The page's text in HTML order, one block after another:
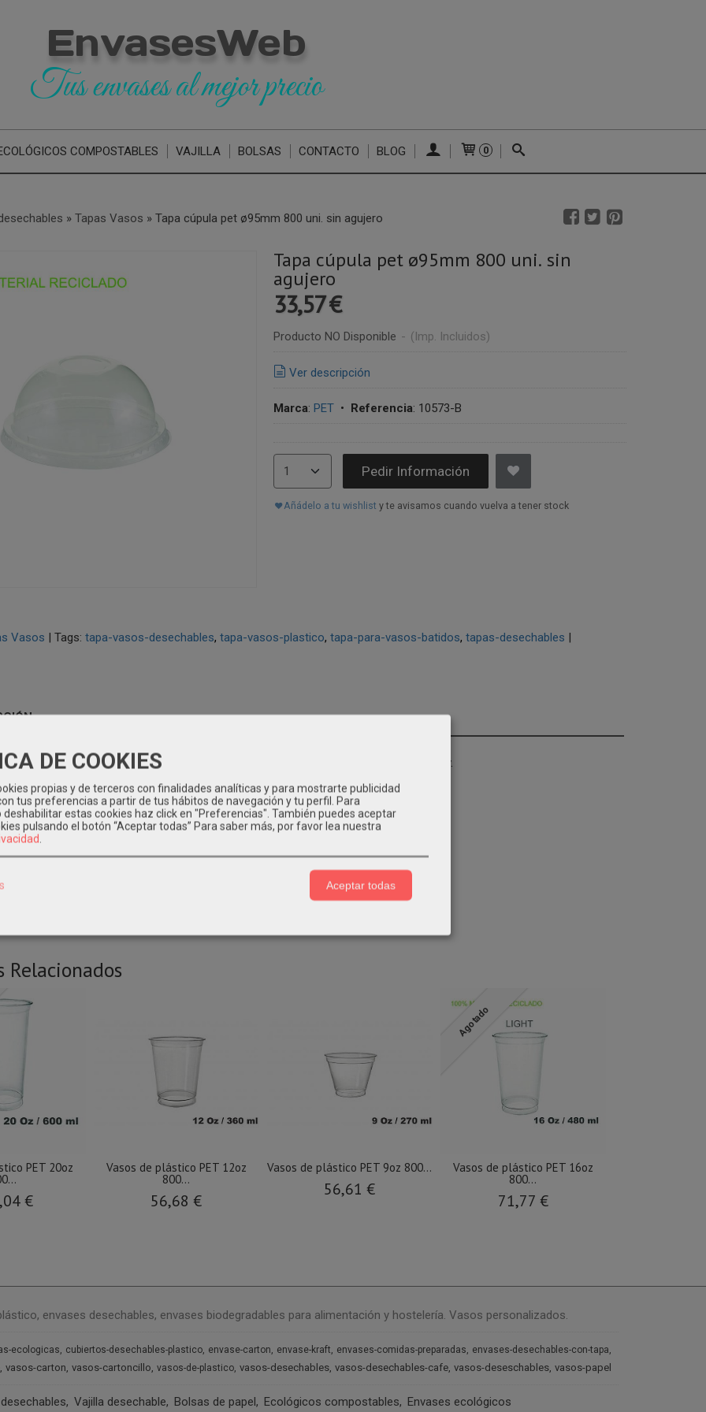
EnvasesWeb
Tus envases al mejor precio
COMPOSTABLES VAJILLA BOLSAS CONTACTO BLOG 0
» Tapas Vasos » Tapa cúpula pet ø95mm 800 uni. sin agujero
Tapa cúpula pet ø95mm 800 uni. sin
agujero
33,57 €
Producto NO Disponible - (Imp. Incluidos)
Ver descripción
Marca: PET• Referencia: 10573-B
Pedir Información
Añádelo a tu wishlist y te avisamos cuando vuelva a tener stock
Vasos | Tags: tapa-vasos-desechables tapa-vasos-plastico tapa-para-vasos-batidos tapas-desechables |
sin agujerode plástico pet para vaso de ø 95mm. transparente, ideal para take away.
pet de 9/12/16 y 20oz
8 paquetes de 100 unidades
Deposítalo en el contenedor amarillo para su reciclaje.
Relacionados
PET 20oz
€
Vasos de plástico PET 12oz
800...
56,68 €
Vasos de plástico PET 9oz 800...
56,61 €
Agotado
Vasos de plástico PET 16oz
800...
71,77 €
envases desechables, envases biodegradables para alimentación y hostelería. Vasos personalizados.
ecologicas cubiertos-desechables-plastico envase-carton envase-kraft envases-comidas-preparadas
envases-desechables-con-tapa
vasos-carton vasos-cartoncillo vasos-de-plastico vasos-desechables vasos-desechables-cafe vasos-deseschables vasos-papel
Vajilla desechable Bolsas de papel Ecológicos compostables Envases ecológicos
DE COOKIES
propias y de terceros con finalidades analíticas y para mostrarte publicidad
tus preferencias a partir de tus hábitos de navegación y tu perfil. Para
deshabilitar estas cookies haz click en "Preferencias". También puedes aceptar
pulsando el botón “Aceptar todas” Para saber más, por favor lea nuestra
Aceptar todas